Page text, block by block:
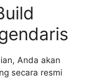
Anda akan
secara resmi